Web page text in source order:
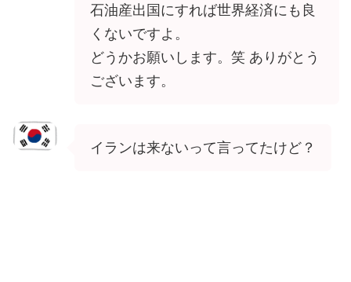
石油産出国にすれば世界経済にも良
くないですよ。
どうかお願いします。笑 ありがとう
ございます。
イランは来ないって言ってたけど？